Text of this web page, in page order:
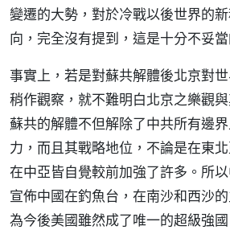
變遷的大勢，對於冷戰以後世界的
向，完全沒有提到，這是十分不妥當
事實上，若是對蘇共解體後北京對
稍作觀察，就不難明白北京之樂觀
蘇共的解體不但解除了中共所有邊
力，而且其戰略地位，不論是在東
在中亞皆自覺較前加強了許多。所
宣佈中國在釣魚台，在南沙和西沙
為今後美國雖然成了唯一的超級強